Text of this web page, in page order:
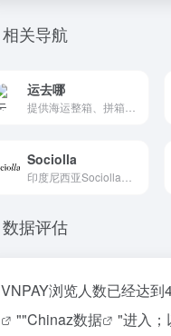
相关导航
运去哪
Sociolla
数据评估
VNPAY浏览人数已经达
""Chinaz数据
"进入；